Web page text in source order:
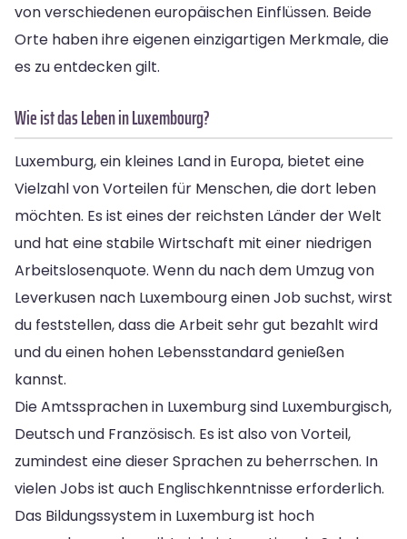
von verschiedenen europäischen Einflüssen. Beide
Orte haben ihre eigenen einzigartigen Merkmale, die
es zu entdecken gilt.
Wie ist das Leben in Luxembourg?
Luxemburg, ein kleines Land in Europa, bietet eine
Vielzahl von Vorteilen für Menschen, die dort leben
möchten. Es ist eines der reichsten Länder der Welt
und hat eine stabile Wirtschaft mit einer niedrigen
Arbeitslosenquote. Wenn du nach dem Umzug von
Leverkusen nach Luxembourg einen Job suchst, wirst
du feststellen, dass die Arbeit sehr gut bezahlt wird
und du einen hohen Lebensstandard genießen
kannst.
Die Amtssprachen in Luxemburg sind Luxemburgisch,
Deutsch und Französisch. Es ist also von Vorteil,
zumindest eine dieser Sprachen zu beherrschen. In
vielen Jobs ist auch Englischkenntnisse erforderlich.
Das Bildungssystem in Luxemburg ist hoch